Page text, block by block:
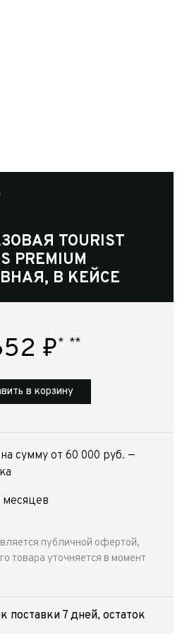
TOURIST
PREMIUM
В КЕЙСЕ
₽* **
в корзину
сумму от 60 000 руб. —
месяцев
публичной офертой,
товара уточняется в момент
поставки 7 дней, остаток